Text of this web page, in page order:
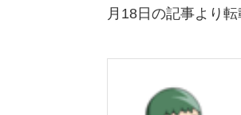
月18日の記事より